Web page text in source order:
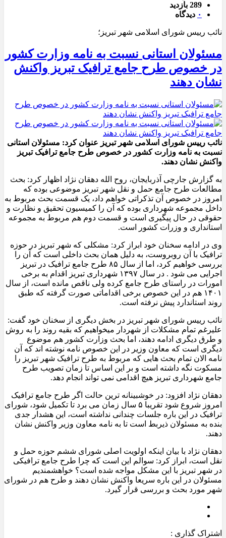
289 بازدید
۰ دیدگاه
نائب رییس شورای اسلامی شهر تبریز؛
مسئولان استانی نسبت به نامه وزارت کشور
در خصوص طرح جامع ترافیک تبریز واکنش
نشان دهند
نائب رییس شورای اسلامی شهر تبریز عنوان کرد: مسئولان استانی
نسبت به نامه وزارت کشور در خصوص طرح جامع ترافیک تبریز
واکنش نشان دهند.
به گزارش جارچی آذربایجان، روح الله دهقان نژاد اظهار کرد: بحث
مطالعات طرح جامع حمل و نقل شهر تبریز موضوعی بوده که
امروز در خصوص آن تذکراتی خواهم داد، یک قسمت بحث مربوط به
داخل مجموعه شهرداری بوده که آن را کمیسیون تحقیق و نظارت و
حقوقی در حال پیگیری است و قسمت دوم هم مربوط به مجموعه
استانداری و وزرات کشور است.
وی در ادامه سخنان خود ابراز کرد: مشکلی که شهر تبریز در حوزه
ترافیک با آن روبروست، به دلیل همان بحث داخلی است که آن را
بررسی خواهیم کرد، اما از سال ۸۵ طرح جامع ترافیک در تبریز
اجرایی می شود . در سال ۱۳۹۷ شهرداری تبریز اقدام به برخی
امورات در راستای طرح جامع کرده ولی ناقص مانده است، از سال
۱۴۰۱ هم در این خصوص برخی اقداماتی صورت گرفته که طبق
روند استاندارد پیش نرفته است.
نائب رییس شورای شهر تبریز در بخش دیگری از سخنان خود گفت:
علیرغم تمام مشکلات از شهردار میخواهیم که بقیه روند را به روش
و طرق دیگری ادامه دهند، اما بحث وزارت کشور هم موضوع
دیگری است که معاون وزیر در این خصوص نامه نوشته اند که آن
نامه الان تمام بحث هایی که مربوط به طرح ترافیک شهر تبریز را
مسکوت نگه داشته است و بر این اساس تا زمان تصویب طرح
جامع شهرداری تبریز هیچ اقدامی نمی تواند انجام دهد.
دهقان نژاد افزود: در خوشبینانه ترین حالت اگر طرح جامع ترافیک
امروز شروع شود تقریبا ۵ سال زمان می برد تا تکمیل شود، شورای
ترافیک در این باره جلسات چندانی نداشته است، این هشدار جدی
بنده به مسئولان ذیربط است تا به نامه معاون وزیر واکنش نشان
دهند.
دهقان نژاد با بیان اینکه اولویت اصلی شورای ششم حوزه حمل و
نقل است، ابراز کرد: سوالم این است که چرا طرح جامع ترافیکی
در شهر تبریز با این مشکل مواجه شده است؟ خواهشمندیم
مسئولان در این باره سریعا واکنش نشان دهند و طرح هم در شورای
شهر مورد بحث و بررسی قرار گیرد.
اشتراک گذاری :